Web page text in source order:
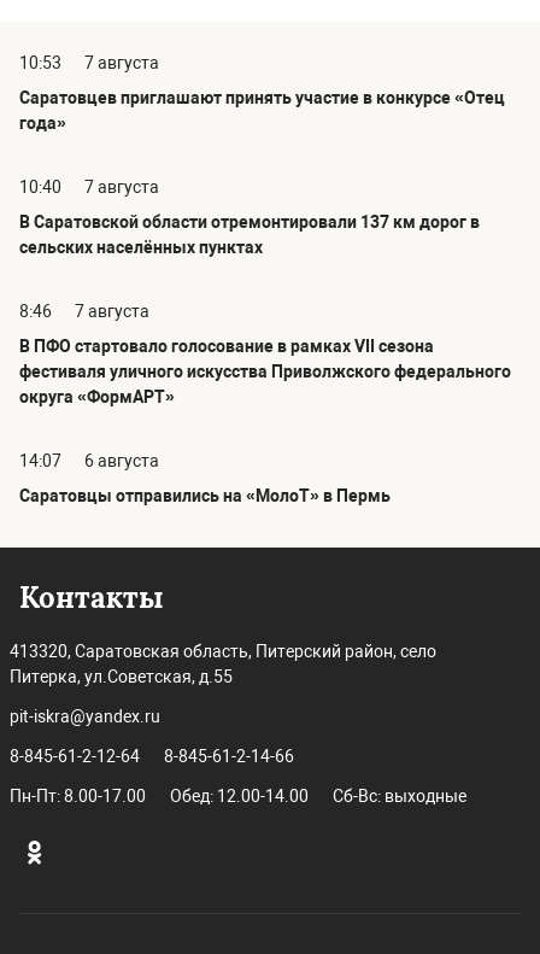
10:53
7 августа
Саратовцев приглашают принять участие в конкурсе «Отец
года»
10:40
7 августа
В Саратовской области отремонтировали 137 км дорог в
сельских населённых пунктах
8:46
7 августа
В ПФО стартовало голосование в рамках VII сезона
фестиваля уличного искусства Приволжского федерального
округа «ФормАРТ»
14:07
6 августа
Саратовцы отправились на «МолоТ» в Пермь
Контакты
413320, Саратовская область, Питерский район, село
Питерка, ул.Советская, д.55
pit-iskra@yandex.ru
8-845-61-2-12-64 8-845-61-2-14-66
Пн-Пт: 8.00-17.00 Обед: 12.00-14.00 Сб-Вс: выходные